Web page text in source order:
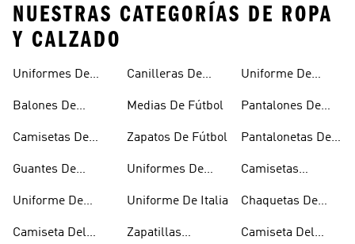
NUESTRAS CATEGORÍAS DE ROPA
Y CALZADO
Uniformes De
Balones De
Camisetas De
Guantes De
Uniforme De
Camiseta Del
Canilleras De
Medias De Fútbol
Zapatos De Fútbol
Uniformes De
Uniforme De Italia
Zapatillas
Uniforme De
Pantalones De
Pantalonetas De
Camisetas
Chaquetas De
Camiseta Del